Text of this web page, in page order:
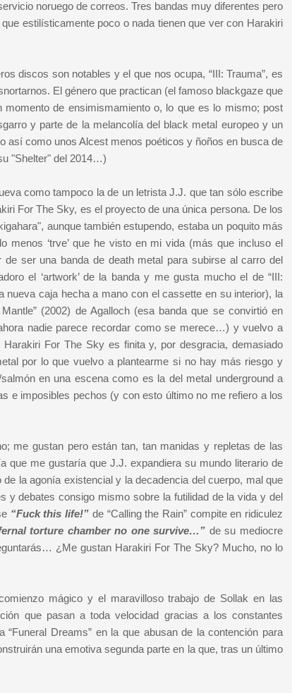
noruego de correos. Tres bandas muy diferentes pero
estilísticamente poco o nada tienen que ver con Harakiri
discos son notables y el que nos ocupa, “III: Trauma”, es
El género que practican (el famoso blackgaze que
de ensimismamiento o, lo que es lo mismo; post
y parte de la melancolía del black metal europeo y un
así como unos Alcest menos poéticos y ñoños en busca de
"Shelter" del 2014…)
como tampoco la de un letrista J.J. que tan sólo escribe
For The Sky, es el proyecto de una única persona. De los
aunque también estupendo, estaba un poquito más
‘trve’ que he visto en mi vida (más que incluso el
ser una banda de death metal para subirse al carro del
el ‘artwork’ de la banda y me gusta mucho el de “III:
caja hecha a mano con el cassette en su interior), la
(2002) de Agalloch (esa banda que se convirtió en
nadie parece recordar como se merece…) y vuelvo a
For The Sky es finita y, por desgracia, demasiado
por lo que vuelvo a plantearme si no hay más riesgo y
en una escena como es la del metal underground a
e imposibles pechos (y con esto último no me refiero a los
me gustan pero están tan, tan manidas y repletas de las
que me gustaría que J.J. expandiera su mundo literario de
la agonía existencial y la decadencia del cuerpo, mal que
y debates consigo mismo sobre la futilidad de la vida y del
“Fuck this life!” de “Calling the Rain” compite en ridiculez
torture chamber no one survive…” de su mediocre
¿Me gustan Harakiri For The Sky? Mucho, no lo
mágico y el maravilloso trabajo de Sollak en las
que pasan a toda velocidad gracias a los constantes
Dreams” en la que abusan de la contención para
una emotiva segunda parte en la que, tras un último